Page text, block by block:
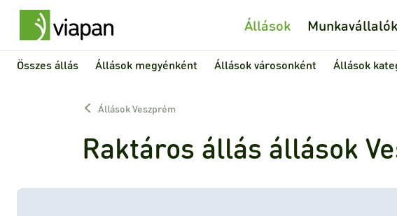
Állások
Összes állás Állások megyénként Állások városonként Állások
Állások Veszprém
Raktáros állás állások